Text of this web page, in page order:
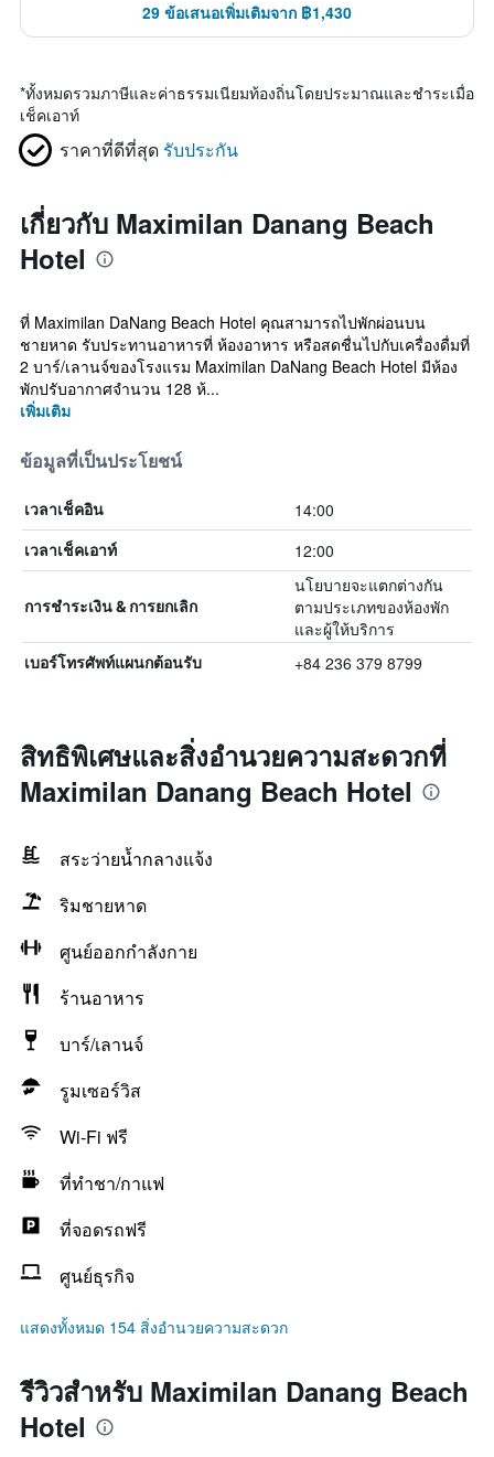
29 ข้อเสนอเพิ่มเติมจาก ฿1,430
*ทั้งหมดรวมภาษีและค่าธรรมเนียมท้องถิ่นโดยประมาณและชำระเมื่อ
เช็คเอาท์
ราคาที่ดีที่สุด รับประกัน
เกี่ยวกับ Maximilan Danang Beach
Hotel
ที่ Maximilan DaNang Beach Hotel คุณสามารถไปพักผ่อนบน
ชายหาด รับประทานอาหารที่ ห้องอาหาร หรือสดชื่นไปกับเครื่องดื่มที่
2 บาร์/เลานจ์ของโรงแรม Maximilan DaNang Beach Hotel มีห้อง
พักปรับอากาศจำนวน 128 ห้...
เพิ่มเติม
ข้อมูลที่เป็นประโยชน์
เวลาเช็คอิน 14:00
เวลาเช็คเอาท์ 12:00
การชำระเงิน & การยกเลิก
นโยบายจะแตกต่างกัน
ตามประเภทของห้องพัก
และผู้ให้บริการ
เบอร์โทรศัพท์แผนกต้อนรับ +84 236 379 8799
สิทธิพิเศษและสิ่งอำนวยความสะดวกที่
Maximilan Danang Beach Hotel
สระว่ายน้ำกลางแจ้ง
ริมชายหาด
ศูนย์ออกกำลังกาย
ร้านอาหาร
บาร์/เลานจ์
รูมเซอร์วิส
Wi-Fi ฟรี
ที่ทำชา/กาแฟ
ที่จอดรถฟรี
ศูนย์ธุรกิจ
แสดงทั้งหมด 154 สิ่งอำนวยความสะดวก
รีวิวสำหรับ Maximilan Danang Beach
Hotel